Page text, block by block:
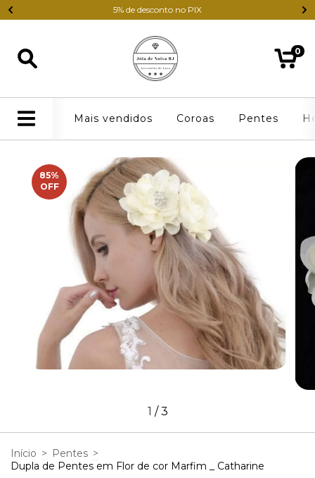
5% de desconto no PIX
0
Mais vendidos Coroas Pentes
85%
OFF
1 /3
Início > Pentes >
Dupla de Pentes em Flor de cor Marfim _ Catharine